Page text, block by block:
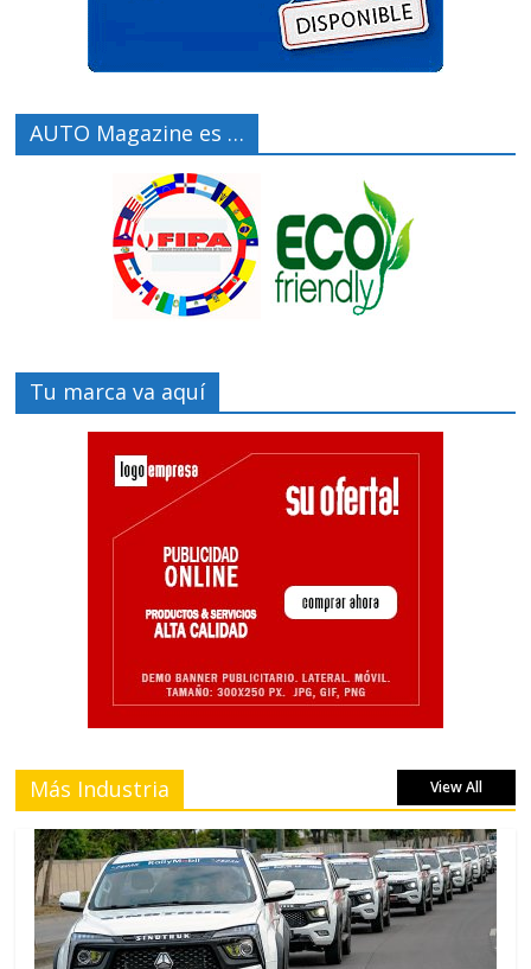
AUTO Magazine es …
Tu marca va aquí
Más Industria View All